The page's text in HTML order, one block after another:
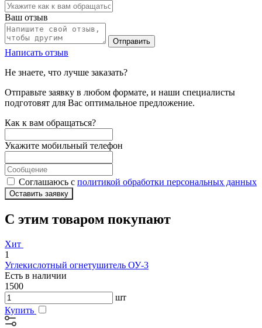
Ваш отзыв
Отправить
Написать отзыв
Не знаете, что лучше заказать?
Отправьте заявку в любом формате, и наши специалисты
подготовят для Вас оптимальное предложение.
Как к вам обращаться?
Укажите мобильный телефон
Соглашаюсь с политикой обработки персональных данных
Оставить заявку
С этим товаром покупают
Хит
1
Углекислотный огнетушитель ОУ-3
Есть в наличии
1500
шт
Купить